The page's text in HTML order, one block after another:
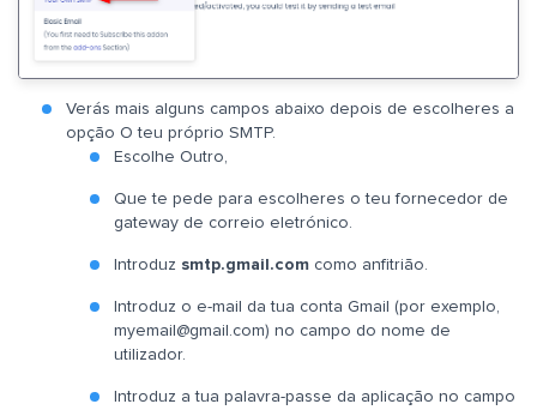
Verás mais alguns campos abaixo depois de escolheres a
opção O teu próprio SMTP.
Escolhe Outro,
Que te pede para escolheres o teu fornecedor de
gateway de correio eletrónico.
Introduz smtp.gmail.com como anfitrião.
Introduz o e-mail da tua conta Gmail (por exemplo,
myemail@gmail.com) no campo do nome de
utilizador.
Introduz a tua palavra-passe da aplicação no campo